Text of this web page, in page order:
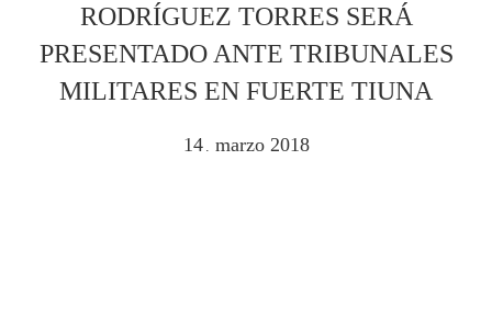
RODRÍGUEZ TORRES SERÁ
PRESENTADO ANTE TRIBUNALES
MILITARES EN FUERTE TIUNA
14 marzo 2018